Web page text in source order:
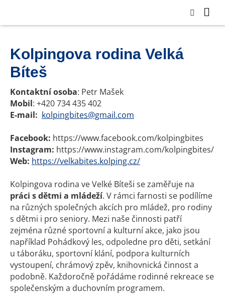
Kolpingova rodina Velká
Bíteš
Kontaktní osoba: Petr Mašek
Mobil: +420 734 435 402
E-mail: kolpingbites@gmail.com
Facebook: https://www.facebook.com/kolpingbites
Instagram: https://www.instagram.com/kolpingbites/
Web: https://velkabites.kolping.cz/
Kolpingova rodina ve Velké Bíteši se zaměřuje na
práci s dětmi a mládeží. V rámci farnosti se podílíme
na různých společných akcích pro mládež, pro rodiny
s dětmi i pro seniory. Mezi naše činnosti patří
zejména různé sportovní a kulturní akce, jako jsou
například Pohádkový les, odpoledne pro děti, setkání
u táboráku, sportovní klání, podpora kulturních
vystoupení, chrámový zpěv, knihovnická činnost a
podobně. Každoročně pořádáme rodinné rekreace se
společenským a duchovním programem.